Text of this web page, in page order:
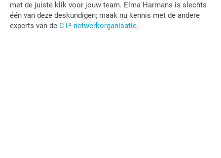
met de juiste klik voor jouw team. Elma Harmans is slechts
één van deze deskundigen; maak nu kennis met de andere
experts van de CT²-netwerkorganisatie.